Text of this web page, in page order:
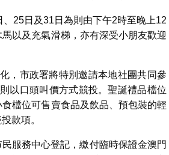
25日及31日為則由下午2時至晚上12
以及充氣滑梯，亦有深受小朋友歡迎
，市政署將特別邀請本地社團共同參
以口頭叫價方式競投。聖誕禮品檔位
檔位可售賣食品及飲品、預包裝的輕
款項。
服務中心登記，繳付臨時保證金澳門